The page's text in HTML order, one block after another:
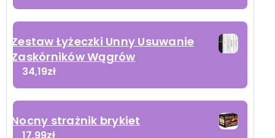
Zestaw Łyżeczki Unny Usuwanie
Zaskórników Wągrów
34,19zł
Nocny strażnik brykiet